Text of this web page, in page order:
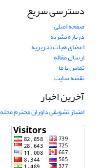
دسترسی سریع
صفحه اصلی
درباره نشریه
اعضای هیات تحریریه
ارسال مقاله
تماس با ما
نقشه سایت
آخرین اخبار
امتیاز تشویقی داوران محترم مجله